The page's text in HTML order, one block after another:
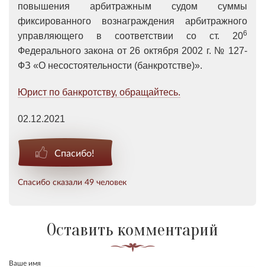
повышения арбитражным судом суммы
фиксированного вознаграждения арбитражного
управляющего в соответствии со ст. 206
Федерального закона от 26 октября 2002 г. № 127-
ФЗ «О несостоятельности (банкротстве)».
Юрист по банкротству, обращайтесь.
02.12.2021
Спасибо!
Спасибо сказали 49 человек
Оставить комментарий
Ваше имя